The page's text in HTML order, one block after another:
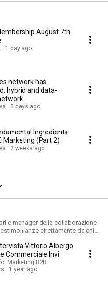
August 7th
1 day ago
network has
hybrid and data-
8 days ago
Ingredients
Marketing (Part 2)
2 weeks ago
e manager della collaborazione
direttamente da chi
Vittorio Albergo
Commerciale Invi
Marketing B2B
1 year ago